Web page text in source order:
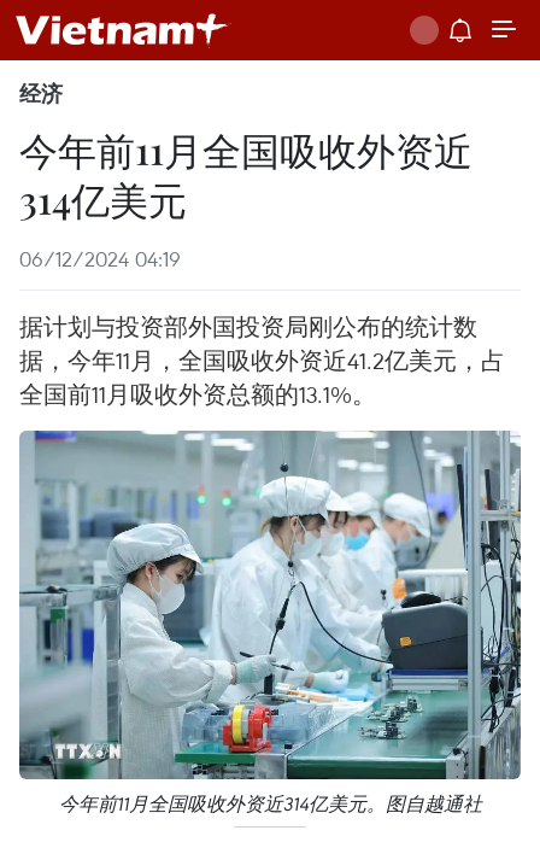
经济
今年前11月全国吸收外资近
314亿美元
06/12/2024 04:19
据计划与投资部外国投资局刚公布的统计数
据，今年11月，全国吸收外资近41.2亿美元，占
全国前11月吸收外资总额的13.1%。
今年前11月全国吸收外资近314亿美元。图自越通社